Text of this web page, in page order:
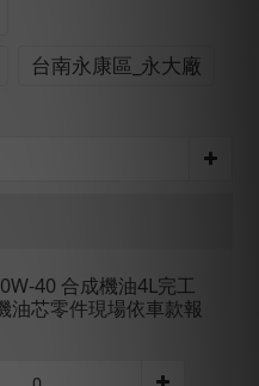
台南永康區_永大廠
40 合成機油4L完工
油芯零件現場依車款報